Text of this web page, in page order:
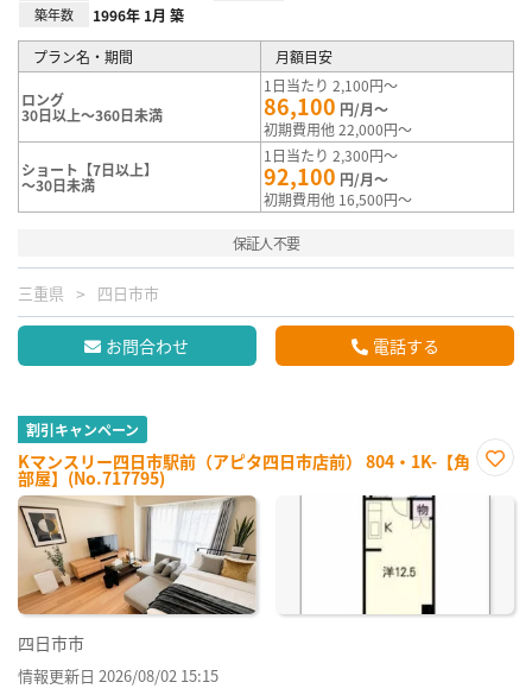
築年数 1996年 1月 築
プラン名・期間 月額目安
ロング
30日以上～360日未満
1日当たり 2,100円～
86,100 円/月～
初期費用他 22,000円～
ショート【7日以上】
～30日未満
1日当たり 2,300円～
92,100 円/月～
初期費用他 16,500円～
保証人不要
三重県 四日市市
お問合わせ 電話する
割引キャンペーン
Kマンスリー四日市駅前（アピタ四日市店前） 804・1K-【角
部屋】(No.717795)
に入
四日市市
情報更新日 2026/08/02 15:15